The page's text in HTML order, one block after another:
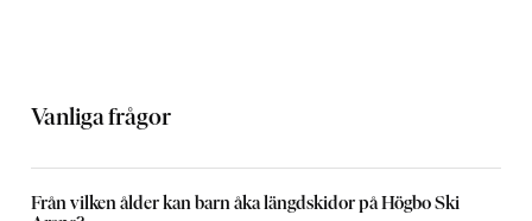
Vanliga frågor
Från vilken ålder kan barn åka längdskidor på Högbo Ski